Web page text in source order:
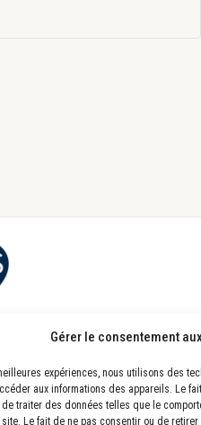
Gérer le consentement
expériences, nous utilisons des
aux informations des appareils. Le
traiter des données telles que le
Le fait de ne pas consentir ou de